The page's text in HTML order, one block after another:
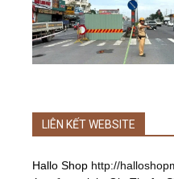
LIÊN KẾT WEBSITE
Hallo Shop http://